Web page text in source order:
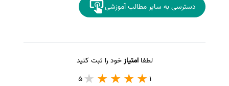
دسترسی به سایر مطالب آموزشی
لطفاامتیازخود را ثبت کنید
1
5